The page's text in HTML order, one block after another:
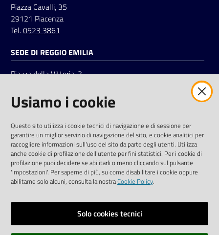
Piazza Cavalli, 35
29121 Piacenza
Tel.0523 3861
SEDE DI REGGIO EMILIA
Piazza della Vittoria, 3
Tel.0522 7961
LinkedinFacebookInstagram
Informative e liberatorie privacy
Usiamo i cookie
Questo sito utilizza i cookie tecnici di navigazione e di sessione per
garantire un miglior servizio di navigazione del sito, e cookie analitici per
raccogliere informazioni sull'uso del sito da parte degli utenti. Utilizza
anche cookie di profilazione dell'utente per fini statistici. Per i cookie di
profilazione puoi decidere se abilitarli o meno cliccando sul pulsante
'Impostazioni'. Per saperne di più, su come disabilitare i cookie oppure
abilitarne solo alcuni, consulta la nostraCookie Policy.
Solo cookies tecnici